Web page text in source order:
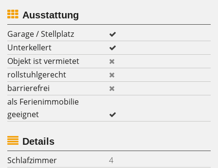
Ausstattung
Garage / Stellplatz
Unterkellert
Objekt ist vermietet
rollstuhlgerecht
barrierefrei
als Ferienimmobilie
geeignet
Details
Schlafzimmer
4